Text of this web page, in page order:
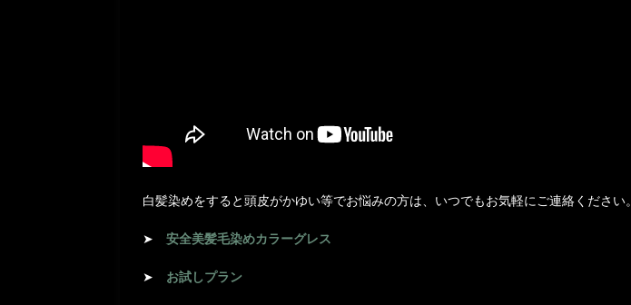
白髪染めをすると頭皮がかゆい等でお悩みの方は、いつでもお気軽にご連絡ください。
➤ 安全美髪毛染めカラーグレス
➤ お試しプラン